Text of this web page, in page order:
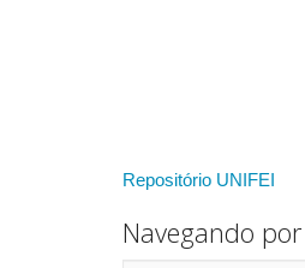
Repositório UNIFEI
Navegando